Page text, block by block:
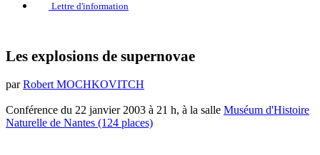
Lettre d'information
Les explosions de supernovae
parRobert MOCHKOVITCH
Conférence du 22 janvier 2003 à 21 h, à la salle Muséum d'Histoire
Naturelle de Nantes (124 places)